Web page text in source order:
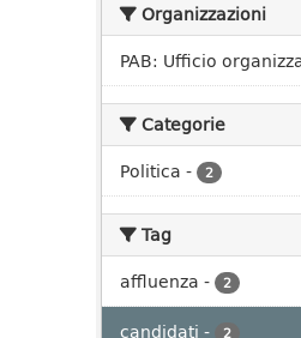
Organizzazioni
PAB: Ufficio
Categorie
Politica - 2
Tag
affluenza - 2
candidati - 2